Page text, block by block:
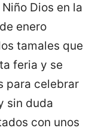
Dios en la
enero
tamales que
feria y se
para celebrar
sin duda
con unos